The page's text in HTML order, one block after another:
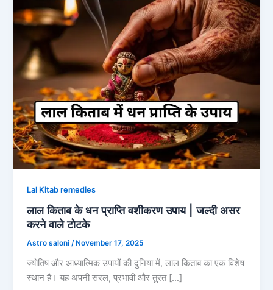
Lal Kitab remedies
लाल किताब के धन प्राप्ति वशीकरण उपाय | जल्दी असर
करने वाले टोटके
Astro saloni/ November 17, 2025
ज्योतिष और आध्यात्मिक उपायों की दुनिया में, लाल किताब का एक विशेष
स्थान है। यह अपनी सरल, प्रभावी और तुरंत […]